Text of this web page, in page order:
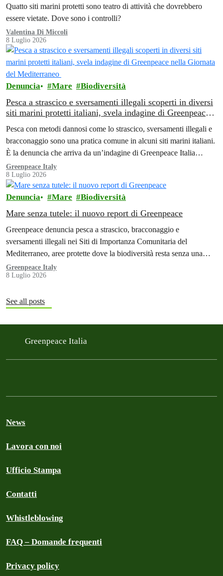
Quatto siti marini protetti sono teatro di attività che dovrebbero
essere vietate. Dove sono i controlli?
Valentina Di Miccoli
8 Luglio 2026
Denuncia Mare Biodiversità
Pesca a strascico e sversamenti illegali scoperti in diversi
siti marini protetti italiani, svela indagine di Greenpeace
Pesca con metodi dannosi come lo strascico, sversamenti illegali e
bracconaggio sono una pratica comune in alcuni siti marini italiani.
È la denuncia che arriva da un’indagine di Greenpeace Italia
realizzata in quattro SIC
Greenpeace Italy
8 Luglio 2026
Denuncia Mare Biodiversità
Mare senza tutele: il nuovo report di Greenpeace
Greenpeace denuncia pesca a strascico, bracconaggio e
sversamenti illegali nei Siti di Importanza Comunitaria del
Mediterraneo, aree protette dove la biodiversità resta senza una
tutela efficace.
Greenpeace Italy
8 Luglio 2026
See all posts
Greenpeace Italia
News
Lavora con noi
Ufficio Stampa
Contatti
Whistleblowing
FAQ – Domande frequenti
Privacy policy